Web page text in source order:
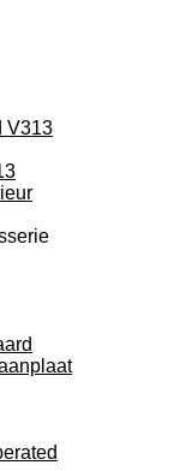
V313